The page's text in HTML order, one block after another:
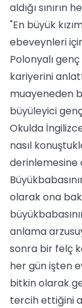
aldığı
"En büyük
ebeveynleri
Polonyalı
kariyerini
muayeneden
büyüleyici
Okulda
nasıl
derinlemesine
olarak ona
anlama
sonra bir felç
her gün işten
bitkin olarak
tercih ettiğini